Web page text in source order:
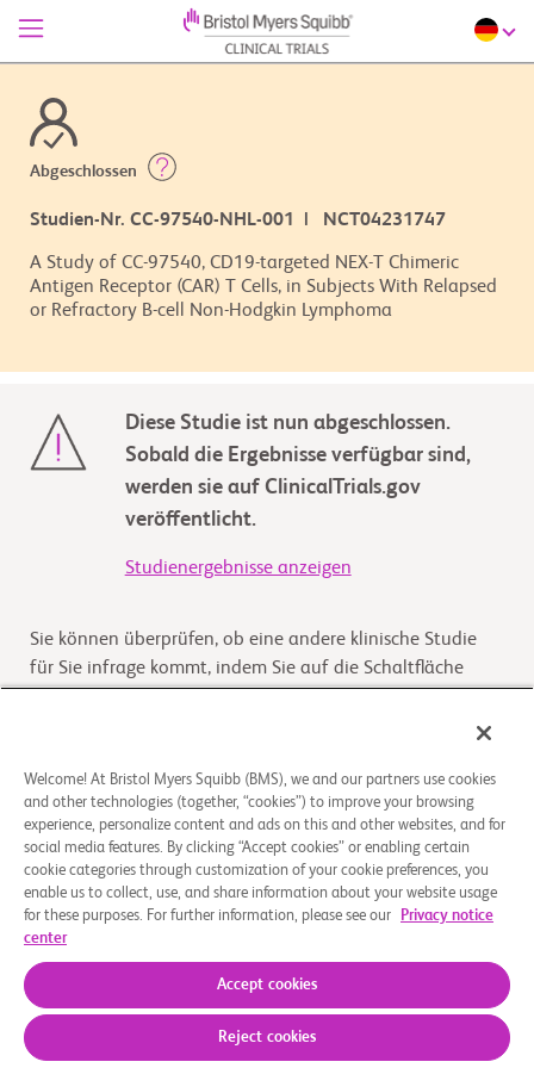
Abgeschlossen
Studien-Nr. CC-97540-NHL-001 | NCT04231747
A Study of CC-97540, CD19-targeted NEX-T Chimeric
Antigen Receptor (CAR) T Cells, in Subjects With Relapsed
or Refractory B-cell Non-Hodgkin Lymphoma
Diese Studie ist nun abgeschlossen.
Sobald die Ergebnisse verfügbar sind,
werden sie auf ClinicalTrials.gov
veröffentlicht.
Studienergebnisse anzeigen
Sie können überprüfen, ob eine andere klinische Studie
für Sie infrage kommt, indem Sie auf die Schaltfläche
Überblick
This is a Phase 1, first-in-human, open-label, multicenter
study of CC-97540, CD19-targeted NEX-T chimeric
antigen receptor (CAR) T cells, in subjects wit... Read More
Datenschutzbestimmungen
Welcome! At Bristol Myers Squibb (BMS), we and our partners use cookies
and other technologies (together, “cookies”) to improve your browsing
experience, personalize content and ads on this and other websites, and for
social media features. By clicking “Accept cookies” or enabling certain
cookie categories through customization of your cookie preferences, you
enable us to collect, use, and share information about your website usage
for these purposes. For further information, please see our
Privacy notice
center
Accept cookies
Reject cookies